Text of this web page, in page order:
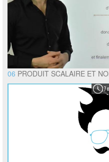
06 PRODUIT SCALAIRE ET
7